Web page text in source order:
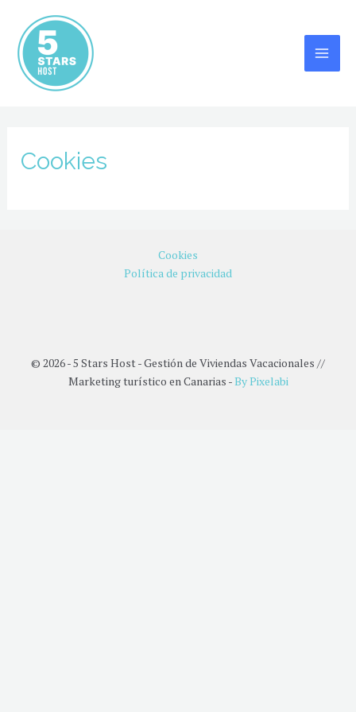
contenido
Cookies
Cookies
Política de privacidad
© 2026 - 5 Stars Host - Gestión de Viviendas Vacacionales //
Marketing turístico en Canarias -By Pixelabi